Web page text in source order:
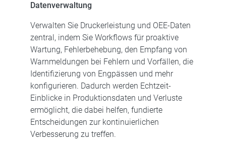
Datenverwaltung
Verwalten Sie Druckerleistung und OEE-Daten
zentral, indem Sie Workflows für proaktive
Wartung, Fehlerbehebung, den Empfang von
Warnmeldungen bei Fehlern und Vorfällen, die
Identifizierung von Engpässen und mehr
konfigurieren. Dadurch werden Echtzeit-
Einblicke in Produktionsdaten und Verluste
ermöglicht, die dabei helfen, fundierte
Entscheidungen zur kontinuierlichen
Verbesserung zu treffen.